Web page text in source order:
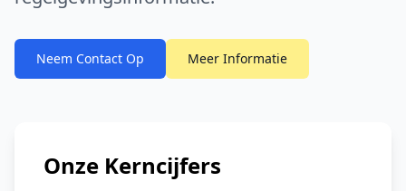
Neem Contact Op Meer Informatie
Onze Kerncijfers